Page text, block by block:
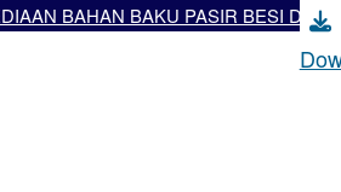
ANALISIS PERSEDIAAN BAHAN BAKU PASIR BESI DI PT.SEMEN BATURAJA